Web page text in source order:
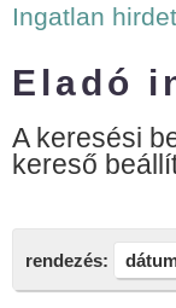
Ingatlan
Eladó
A keresési
kereső
rendezés: